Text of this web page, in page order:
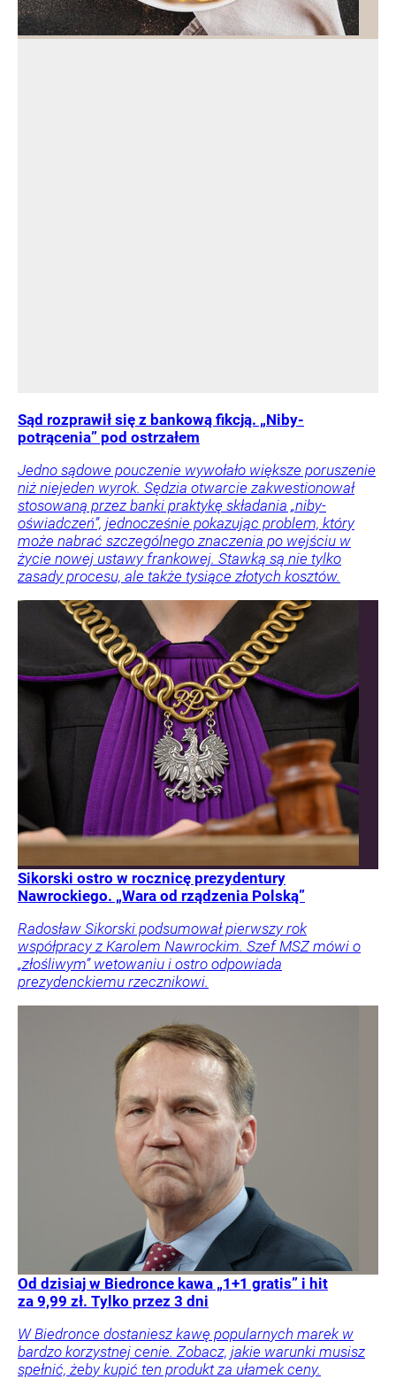
Sąd rozprawił się z bankową fikcją. „Niby-
potrącenia” pod ostrzałem
Jedno sądowe pouczenie wywołało większe poruszenie
niż niejeden wyrok. Sędzia otwarcie zakwestionował
stosowaną przez banki praktykę składania „niby-
oświadczeń”, jednocześnie pokazując problem, który
może nabrać szczególnego znaczenia po wejściu w
życie nowej ustawy frankowej. Stawką są nie tylko
zasady procesu, ale także tysiące złotych kosztów.
Sikorski ostro w rocznicę prezydentury
Nawrockiego. „Wara od rządzenia Polską”
Radosław Sikorski podsumował pierwszy rok
współpracy z Karolem Nawrockim. Szef MSZ mówi o
„złośliwym” wetowaniu i ostro odpowiada
prezydenckiemu rzecznikowi.
Od dzisiaj w Biedronce kawa „1+1 gratis” i hit
za 9,99 zł. Tylko przez 3 dni
W Biedronce dostaniesz kawę popularnych marek w
bardzo korzystnej cenie. Zobacz, jakie warunki musisz
spełnić, żeby kupić ten produkt za ułamek ceny.